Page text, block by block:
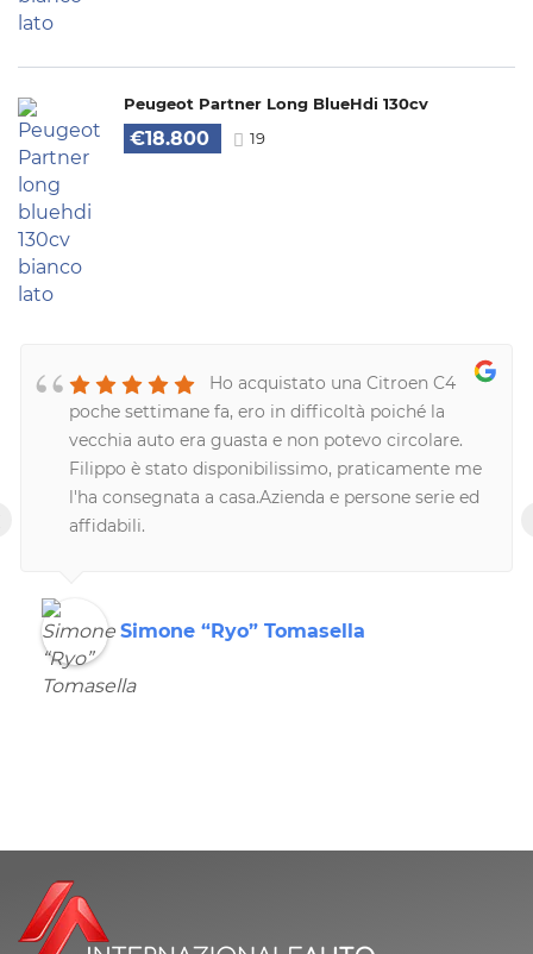
Peugeot Partner Long BlueHdi 130cv
€18.800 19
Ho acquistato una Citroen C4
poche settimane fa, ero in difficoltà poiché la
vecchia auto era guasta e non potevo circolare.
Filippo è stato disponibilissimo, praticamente me
l'ha consegnata a casa.Azienda e persone serie ed
affidabili.
Simone “Ryo” Tomasella